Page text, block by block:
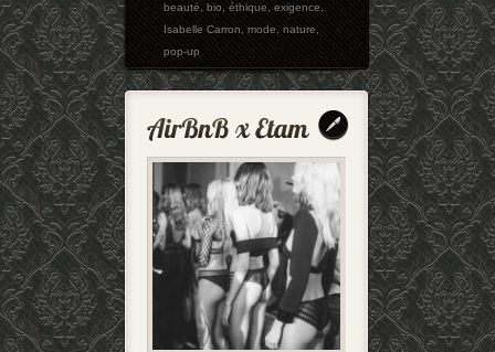
beauté,bio,éthique,exigence,
Isabelle Carron,mode,nature,
pop-up